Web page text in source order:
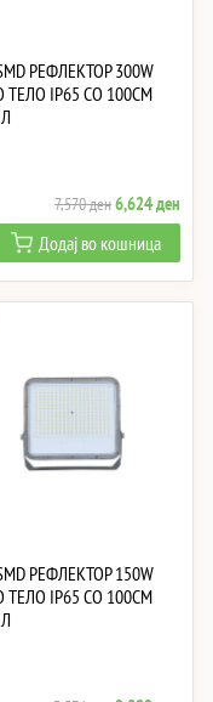
РЕФЛЕКТОР 300W
IP65 СО 100CM
7,570денOriginal
price
was:
7,570 ден.
6,624ден
price
is:
Додај во кошница
РЕФЛЕКТОР 150W
IP65 СО 100CM